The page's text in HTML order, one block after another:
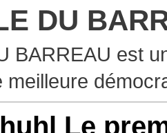
DU
BARREAU est
meilleure
Le